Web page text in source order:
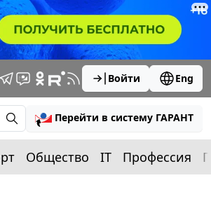
Войти Eng
Перейти в систему ГАРАНТ
Общество IT Профессия